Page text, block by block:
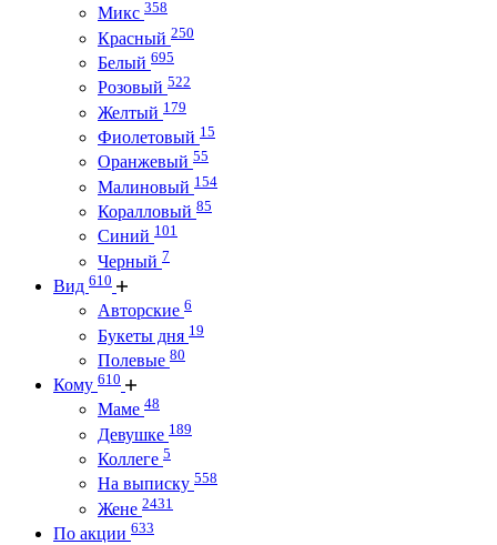
Микс 358
Красный 250
Белый 695
Розовый 522
Желтый 179
Фиолетовый 15
Оранжевый 55
Малиновый 154
Коралловый 85
Синий 101
Черный 7
Вид 610
Авторские 6
Букеты дня 19
Полевые 80
Кому 610
Маме 48
Девушке 189
Коллеге 5
На выписку 558
Жене 2431
По акции 633